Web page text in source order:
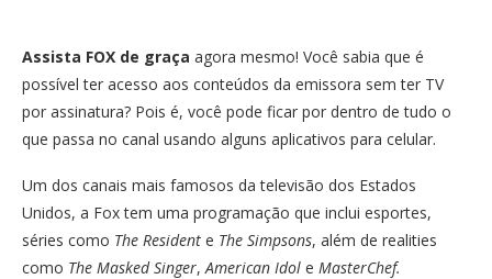
Assista FOX de graça agora mesmo! Você sabia que é
possível ter acesso aos conteúdos da emissora sem ter TV
por assinatura? Pois é, você pode ficar por dentro de tudo o
que passa no canal usando alguns aplicativos para celular.
Um dos canais mais famosos da televisão dos Estados
Unidos, a Fox tem uma programação que inclui esportes,
séries como The Resident e The Simpsons, além de realities
como The Masked Singer,American Idol e MasterChef.